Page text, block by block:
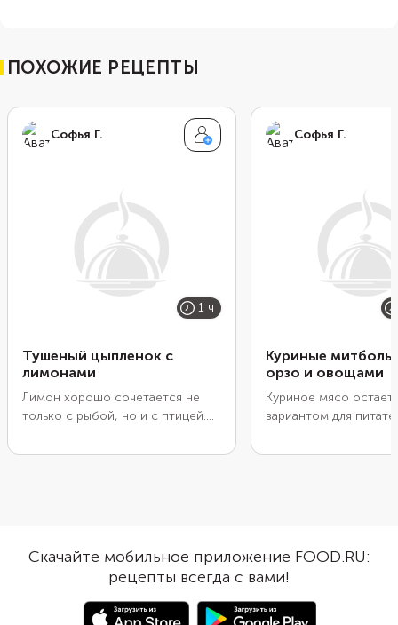
ПОХОЖИЕ РЕЦЕПТЫ
Софья Г.
1 ч
Тушеный цыпленок с
лимонами
Лимон хорошо сочетается не
только с рыбой, но и с птицей.
помогает мясу быстрее дойти
лимоны. У них приятная кислинка
с легким намеком на сладость.
Но если под рукой оказался
обычный лимон, разбавьте его
Софья Г.
Куриные митболы
орзо и овощами
Куриное мясо
вариантом для
содержанием белка и
митболы, добавив в
пряный соус песто с
деликатный лук-
итальянские травы.
Скачайте мобильное приложение FOOD.RU:
рецепты всегда с вами!